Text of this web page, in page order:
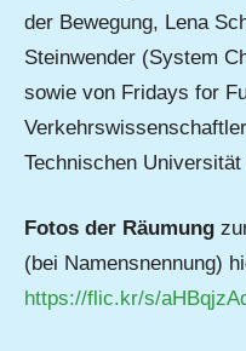
der Bewegung, Lena
Steinwender (System
sowie von Fridays for
Technischen Universität
Fotos der Räumung
(bei Namensnennung)
https://flic.kr/s/